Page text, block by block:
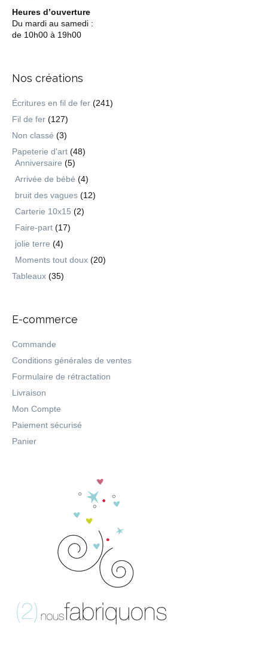
Heures d’ouverture
Du mardi au samedi :
de 10h00 à 19h00
Nos créations
Écritures en fil de fer (241)
Fil de fer (127)
Non classé (3)
Papeterie d'art (48)
Anniversaire (5)
Arrivée de bébé (4)
bruit des vagues (12)
Carterie 10x15 (2)
Faire-part (17)
jolie terre (4)
Moments tout doux (20)
Tableaux (35)
E-commerce
Commande
Conditions générales de ventes
Formulaire de rétractation
Livraison
Mon Compte
Paiement sécurisé
Panier